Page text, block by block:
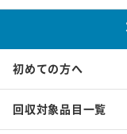
初めての方へ
回収対象品目一覧